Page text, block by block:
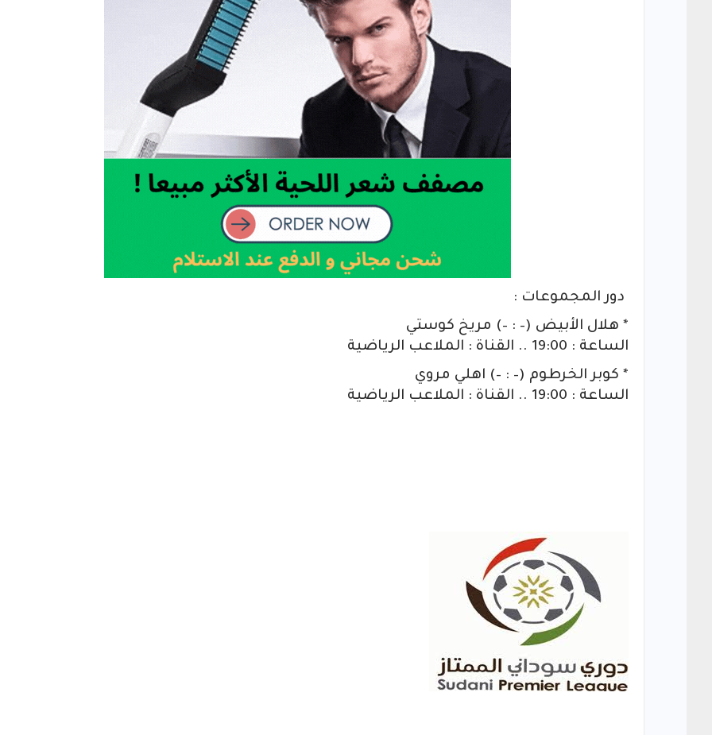
دور المجموعات :
* هلال الأبيض (– : –) مريخ كوستي
الساعة : 19:00 .. القناة : الملاعب الرياضية
* كوبر الخرطوم (– : –) اهلي مروي
الساعة : 19:00 .. القناة : الملاعب الرياضية